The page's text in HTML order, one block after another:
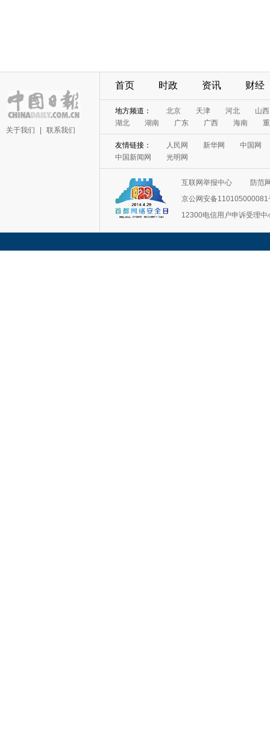
关于我们 联系我们
首页 时政 资讯 财经
地方频道： 北京 天津 河北
山西
湖北
湖南 广东 广西 海南
友情链接： 人民网 新华网
中国网
中国新闻网
光明网
互联网举报中心
防范
京公网安备110105000081
12300电信用户申诉受理中